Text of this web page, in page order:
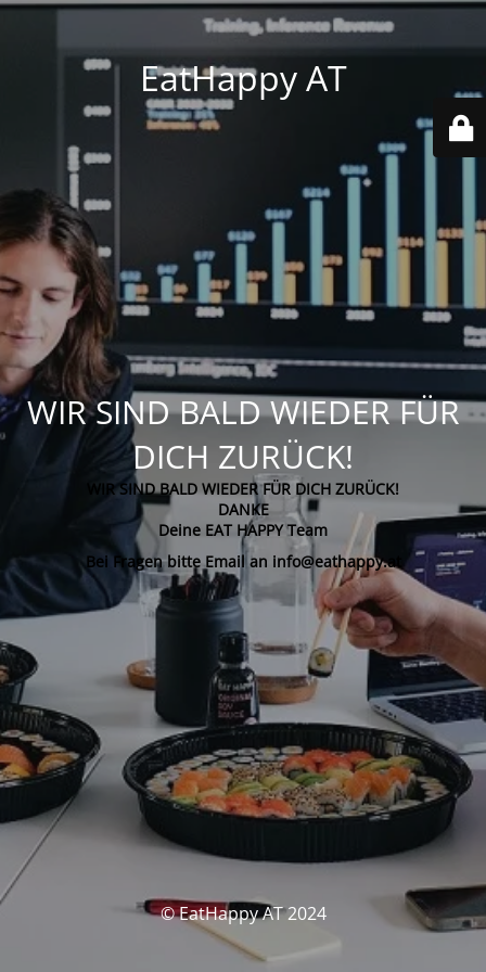
EatHappy AT
WIR SIND BALD WIEDER FÜR
DICH ZURÜCK!
WIR SIND BALD WIEDER FÜR DICH ZURÜCK!
DANKE
Deine EAT HAPPY Team
Bei Fragen bitte Email an info@eathappy.at
© EatHappy AT 2024